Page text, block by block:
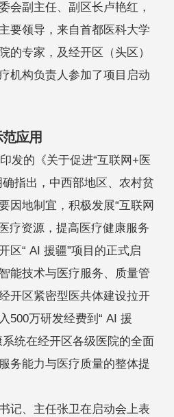
会副主任、副区长卢艳红，
要领导，来自首都医科大学
的专家，及经开区（头区）
机构负责人参加了项目启动
应用
发的《关于促进“互联网+医
指出，中西部地区、农村贫
因地制宜，积极发展“互联网
疗资源，提高医疗健康服务
区“ AI 援疆”项目的正式启
能技术与医疗服务、质量管
开区紧密型医共体建设拉开
500万研发经费到“ AI 援
统在经开区各级医院的全面
务能力与医疗质量的整体提
记、主任张卫在启动会上表